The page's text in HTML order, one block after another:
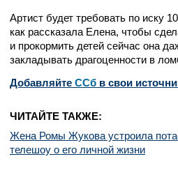
Артист будет требовать по иску
как рассказала Елена, чтобы
и прокормить детей сейчас она
закладывать драгоценности в
Добавляйте CСб в свои
ЧИТАЙТЕ ТАКЖЕ:
Жена Ромы Жукова устроила
телешоу о его личной жизни